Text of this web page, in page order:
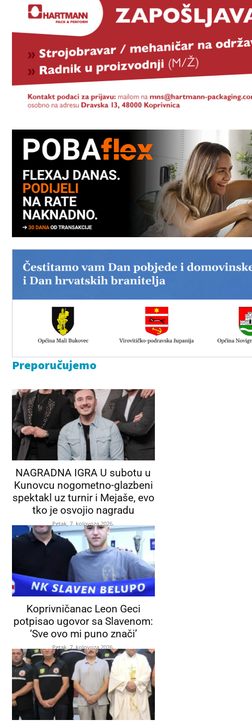
Preporučujemo
NAGRADNA IGRA U subotu u
Kunovcu nogometno-glazbeni
spektakl uz turnir i Mejaše, evo
tko je osvojio nagradu
Petak, 7. kolovoza 2026.
Koprivničanac Leon Geci
potpisao ugovor sa Slavenom:
‘Sve ovo mi puno znači’
Petak, 7. kolovoza 2026.